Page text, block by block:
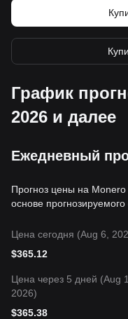
График
2026 и далее
Ежедневный
Прогноз цены на
основе
Цена сегодня (Aug 6,
$365.12
Цена через 5 дней (Aug
2026)
$365.38